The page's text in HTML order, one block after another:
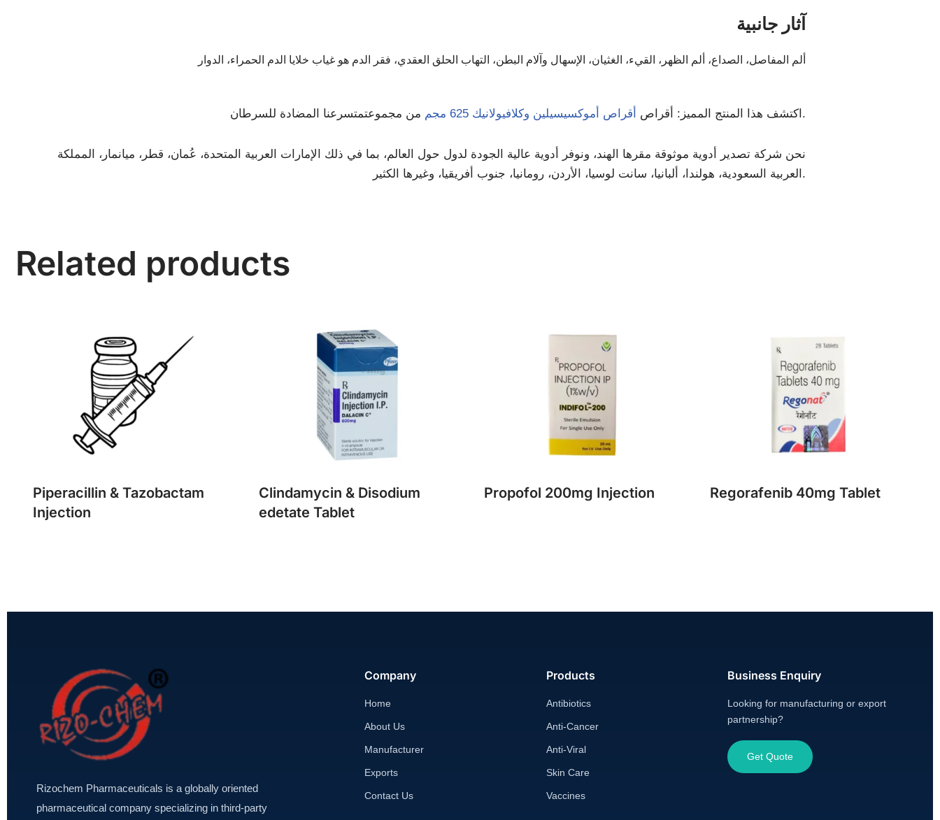
آثار جانبية
ألم المفاصل، الصداع، ألم الظهر، القيء، الغثيان، الإسهال وآلام البطن، التهاب الحلق العقدي، فقر الدم هو غياب خلايا الدم الحمراء، الدوار
اكتشف هذا المنتج المميز: أقراص أقراص أموكسيسيلين وكلافيولانيك 625 مجم من مجموعتمتسرع نا المضادة للسرطان.
نحن شركة تصدير أدوية موثوقة مقرها الهند، ونوفر أدوية عالية الجودة لدول حول العالم، بما في ذلك الإمارات العربية المتحدة، عُمان، قطر، ميانمار، المملكة
العربية السعودية، هولندا، ألبانيا، سانت لوسيا، الأردن، رومانيا، جنوب أفريقيا، وغيرها الكثير.
Related products
Piperacillin & Tazobactam
Injection
Clindamycin & Disodium
edetate Tablet
Propofol 200mg Injection Regorafenib 40mg Tablet
Rizochem Pharmaceuticals is a globally oriented
pharmaceutical company specializing in third-party
Company
Home
About Us
Manufacturer
Exports
Contact Us
Products
Antibiotics
Anti-Cancer
Anti-Viral
Skin Care
Vaccines
Business Enquiry
Looking for manufacturing or export
partnership?
Get Quote